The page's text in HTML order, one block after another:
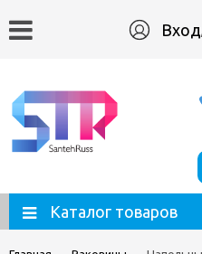
Вход
Каталог товаров